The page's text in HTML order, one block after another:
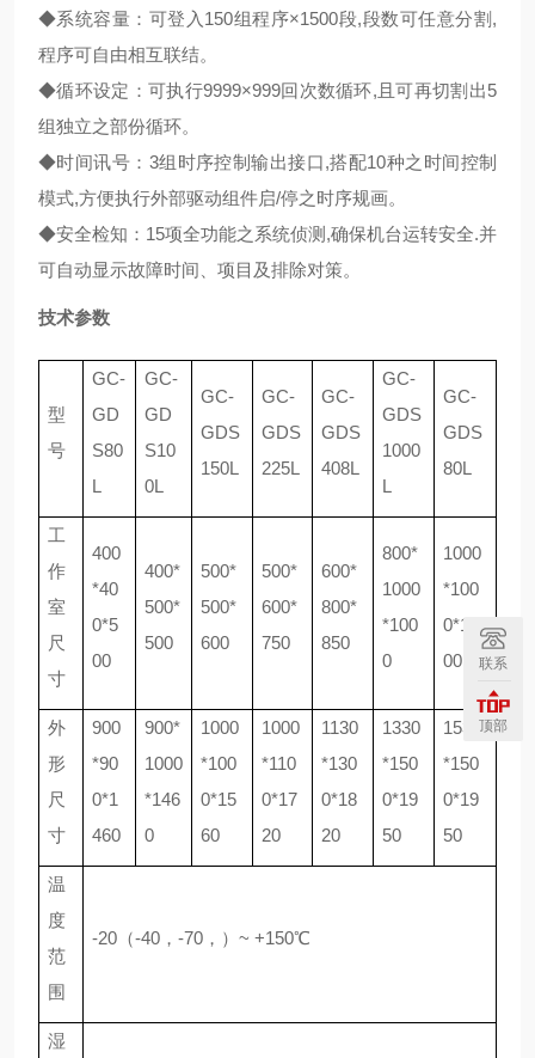
◆系统容量：可登入150组程序×1500段,段数可任意分割,
程序可自由相互联结。
◆循环设定：可执行9999×999回次数循环,且可再切割出5
组独立之部份循环。
◆时间讯号：3组时序控制输出接口,搭配10种之时间控制
模式,方便执行外部驱动组件启/停之时序规画。
◆安全检知：15项全功能之系统侦测,确保机台运转安全.并
可自动显示故障时间、项目及排除对策。
技术参数
型
号
GC-
GD
S80
L
GC-
GD
S10
0L
GC-
GDS
150L
GC-
GDS
225L
GC-
GDS
408L
GC-
GDS
1000
L
GC-
GDS
80L
工
作
室
尺
寸
400
*40
0*5
00
400*
500*
500
500*
500*
600
500*
600*
750
600*
800*
850
800*
1000
*100
0
1000
*100
0*10
00
外
形
尺
寸
900
*90
0*1
460
900*
1000
*146
0
1000
*100
0*15
60
1000
*110
0*17
20
1130
*130
0*18
20
1330
*150
0*19
50
1530
*150
0*19
50
温
度
范
围
-20（-40 ， -70， ） ~ +150℃
湿
联系
顶部